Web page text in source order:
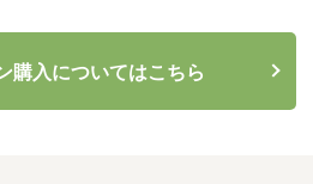
購入についてはこちら